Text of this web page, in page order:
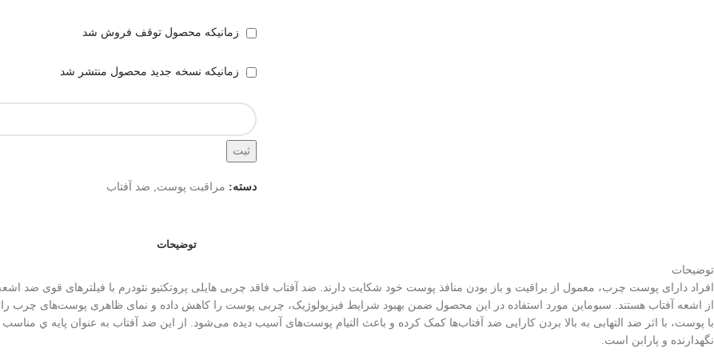
زمانیکه محصول توقف فروش شد
زمانیکه نسخه جدید محصول منتشر شد
ثبت
دسته: مراقبت پوست, ضد آفتاب
توضیحات
توضیحات
از اشعه آفتاب هستند. سبوماین مورد استفاده در این محصول ضمن بهبود شرایط فیزیولوژیک، چربی پوست را کاهش داده و نمای ظاهری پوست‌های چرب را
نگهدارنده و پارابن است.